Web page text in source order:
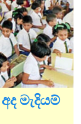
මැදියම්